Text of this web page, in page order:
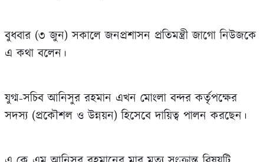
বুধবার (৩ জুন) সকালে জনপ্রশাসন প্রতিমন্ত্রী জাগো নিউজকে
এ কথা বলেন।
যুগ্ম-সচিব আনিসুর রহমান এখন মোংলা বন্দর কর্তৃপক্ষের
সদস্য (প্রকৌশল ও উন্নয়ন) হিসেবে দায়িত্ব পালন করছেন।